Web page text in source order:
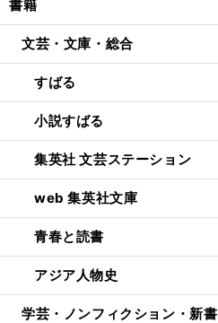
書籍
文芸・文庫・総合
すばる
小説すばる
集英社 文芸ステーション
web 集英社文庫
青春と読書
アジア人物史
学芸・ノンフィクション・新書